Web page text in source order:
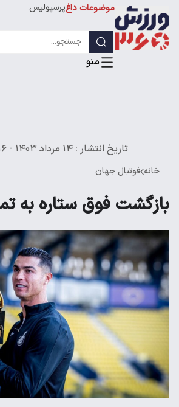
موضوعات داغپرسپولیس
لیگ قهرمانان
تاریخ انتشار : ۱۴ مرداد ۱۴۰۳ - ۰۰:۱۶
خانه فوتبال جهان
بازگشت فوق ستاره به